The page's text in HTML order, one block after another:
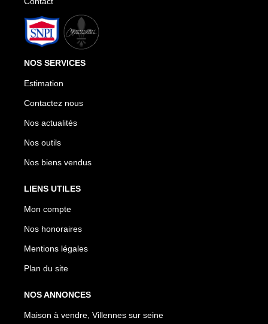
NOS SERVICES
Estimation
Contactez nous
Nos actualités
Nos outils
Nos biens vendus
LIENS UTILES
Mon compte
Nos honoraires
Mentions légales
Plan du site
NOS ANNONCES
Maison à vendre, Villennes sur seine